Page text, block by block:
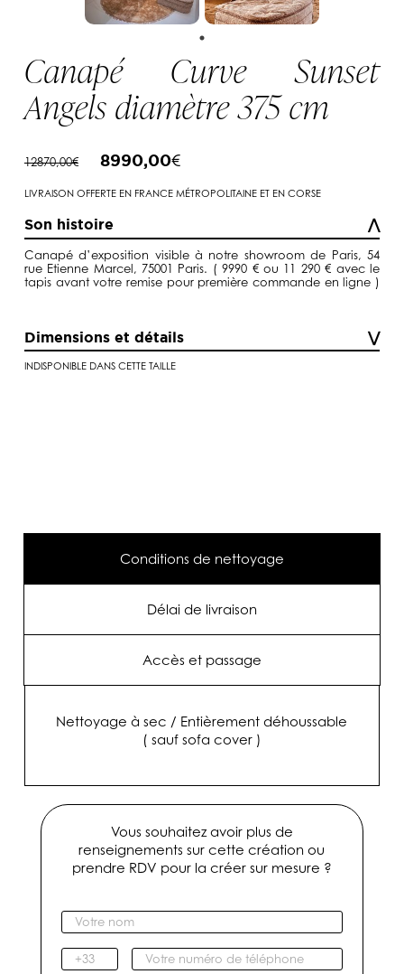
Canapé Curve Sunset
Angels diamètre 375 cm
12870,00€
prix
était :
8990,00€Le
prix
est :
LIVRAISON OFFERTE EN FRANCE MÉTROPOLITAINE ET EN CORSE
Son histoire
Canapé d’exposition visible à notre showroom de Paris, 54
rue Etienne Marcel, 75001 Paris. ( 9990 € ou 11 290 € avec le
tapis avant votre remise pour première commande en ligne )
Dimensions et détails
INDISPONIBLE DANS CETTE TAILLE
Conditions de nettoyage
Délai de livraison
Accès et passage
Nettoyage à sec / Entièrement déhoussable
( sauf sofa cover )
Vous souhaitez avoir plus de
renseignements sur cette création ou
prendre RDV pour la créer sur mesure ?
V
o
t
r
I
V